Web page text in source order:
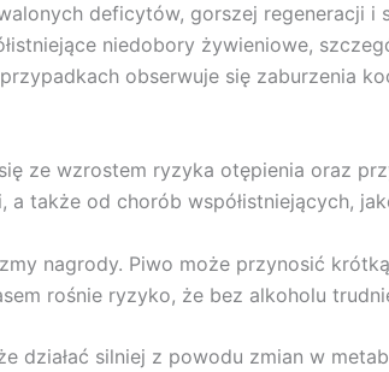
deficytów, gorszej regeneracji
niedobory żywieniowe,
obserwuje się zaburzenia
ze wzrostem ryzyka otępienia oraz
a także od chorób współistniejących,
nagrody. Piwo może przynosić
rośnie ryzyko, że bez alkoholu
działać silniej z powodu zmian w